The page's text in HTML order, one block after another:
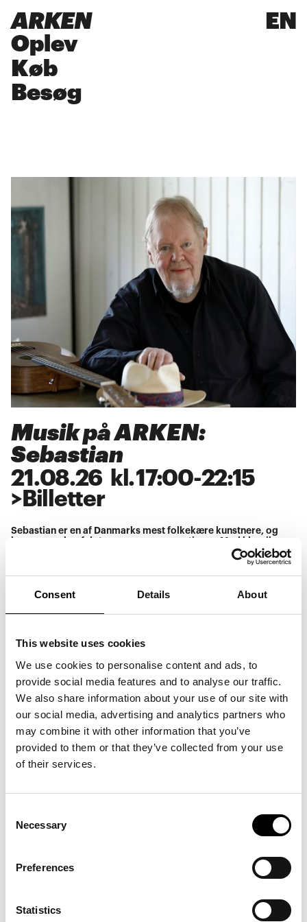
Consent Details About
This website uses cookies
We use cookies to personalise content and ads, to
provide social media features and to analyse our traffic.
We also share information about your use of our site with
our social media, advertising and analytics partners who
may combine it with other information that you’ve
provided to them or that they’ve collected from your use
of their services.
Selection
Necessary
Preferences
Statistics
ARKEN
EN
Oplev
Køb
Besøg
Musik på ARKEN:
Sebastian
21 .08.26 kl.17:00-22:15
> Billetter
Sebastian er en af Danmarks mest folkekære kunstnere, og
hans sange har fulgt os gennem generationer. Med klassikere
som “Når lyset bryder frem”, “Måske ku’ vi” og “Du er ikke
alene” rammer hans stærke fortællinger lige i hjertet. Oplev en
Middag serveres (billetter der er inkl. menu) kl. 18:30
middag.
Se også
Unboxing: SUPERFLEX
03.12.